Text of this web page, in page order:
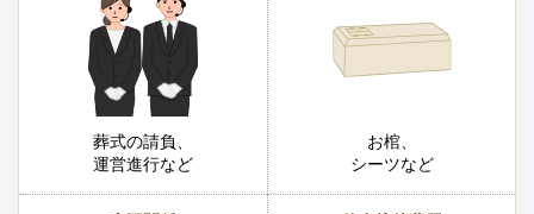
葬式の請負、
運営進行など
お棺、
シーツなど